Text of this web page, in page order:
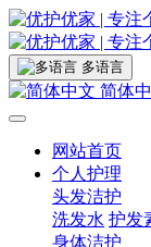
多语言
简体
网站首页
个人护理
头发洁护
洗发水 护发
身体洁护